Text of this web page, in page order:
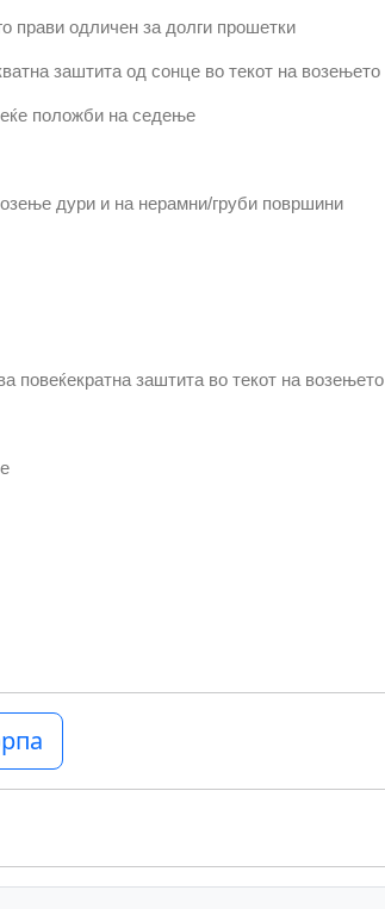
прави одличен за долги прошетки
заштита од сонце во текот на возењето
положби на седење
дури и на нерамни/груби површини
повеќекратна заштита во текот на возењето